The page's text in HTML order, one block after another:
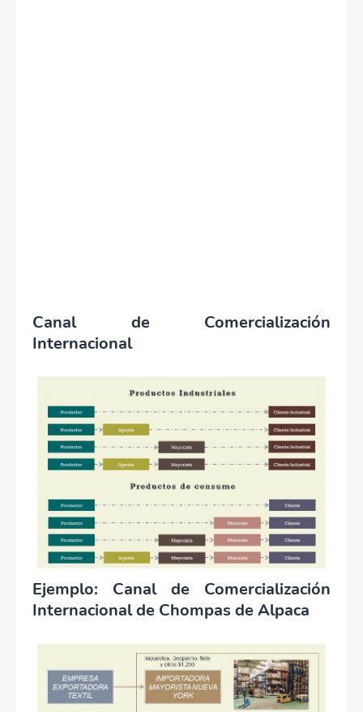
Canal de Comercialización
Internacional
Ejemplo: Canal de Comercialización
Internacional de Chompas de Alpaca